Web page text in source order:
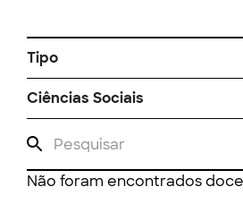
Tipo
Ciências Sociais
Não foram encontrados